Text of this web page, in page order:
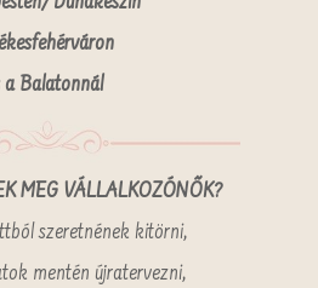
a Balatonnál
MEG VÁLLALKOZÓNŐK?
szeretnének kitörni,
mentén újratervezni,